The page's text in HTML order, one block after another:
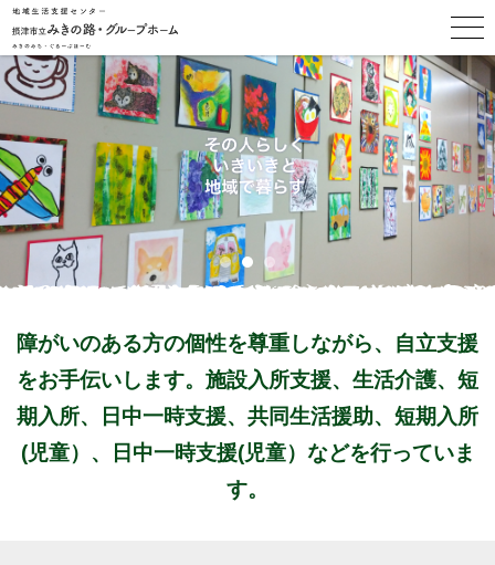
障がいのある方の個性を尊重しながら、自立支援
をお手伝いします。施設入所支援、生活介護、短
期入所、日中一時支援、共同生活援助、短期入所
(児童）、日中一時支援(児童）などを行っていま
す。